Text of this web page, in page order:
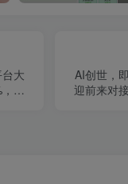
大
单
AI创世，
迎前来对